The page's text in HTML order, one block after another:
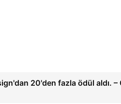
20'den fazla ödül aldı. –